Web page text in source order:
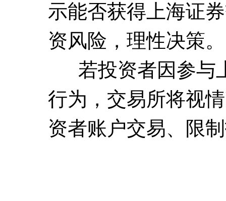
示能否获得上海证
资风险，理性决策。
若投资者因参与
行为，交易所将视
资者账户交易、限